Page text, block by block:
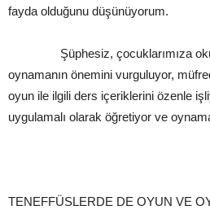
fayda olduğunu düşünüyorum.
Şüphesiz, çocuklarımıza okul
oynamanın önemini vurguluyor,
oyun ile ilgili ders içeriklerini özenle
uygulamalı olarak öğretiyor ve
TENEFFÜSLERDE DE OYUN VE